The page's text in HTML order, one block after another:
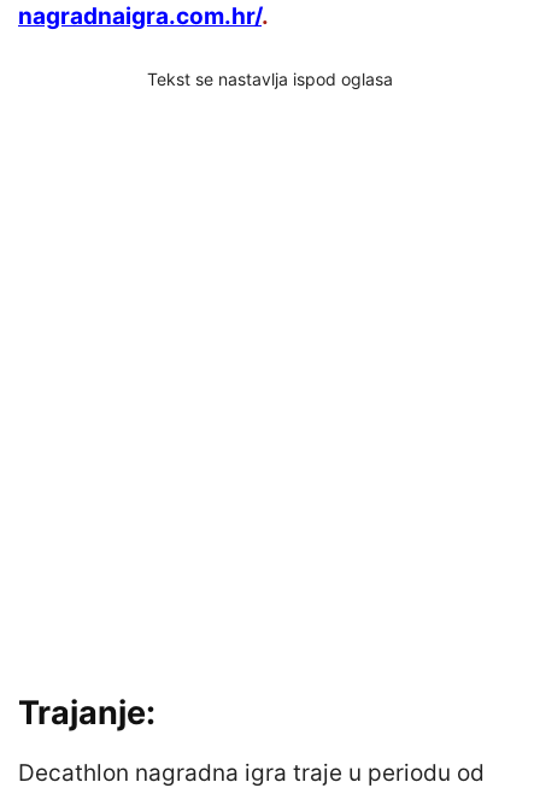
nagradnaigra.com.hr/.
Tekst se nastavlja ispod oglasa
Trajanje:
Decathlon nagradna igra traje u periodu od